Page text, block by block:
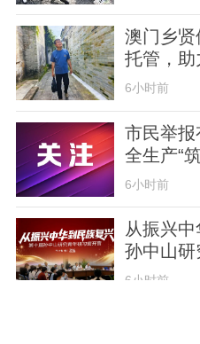
澳门乡
托管，
6小时前
市民举
全生产“
6小时前
从振兴
孙中山
6小时前